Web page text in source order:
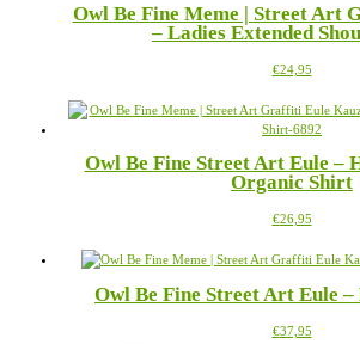
gewählt
auf.
Die
können
der
werden
Owl Be Fine Meme | Street Art
– Ladies Extended
€24,95Dieses
weist
mehrere
auf.
Die
können
der
gewählt
Owl Be Fine Street Art Eule –
Organic Shirt
€26,95Dieses
weist
Varianten
Die
Owl Be Fine Street Art Eule –
€37,95Dieses